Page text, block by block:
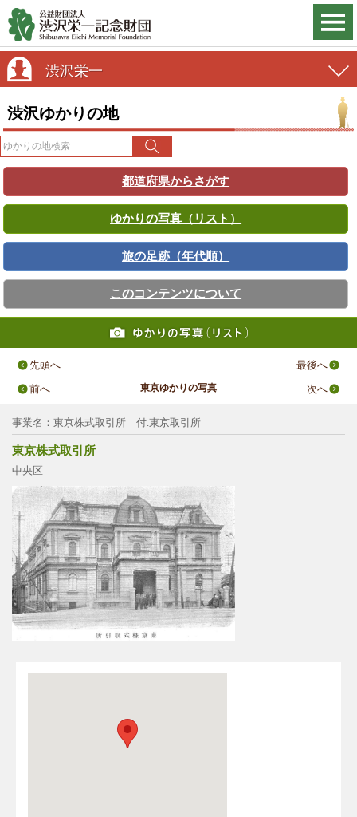
渋沢栄一
渋沢ゆかりの地
都道府県からさがす
ゆかりの写真（リスト）
旅の足跡（年代順）
このコンテンツについて
先頭へ
最後へ
前へ
東京ゆかりの写真 次へ
事業名：東京株式取引所 付.東京取引所
東京株式取引所
中央区